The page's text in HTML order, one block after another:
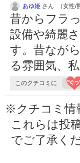
あゆ姫 さん （女性/
昔からフラ
設備や綺麗
す。昔なが
る雰囲気、
このクチコミに
※クチコミ情
これらは投
でご了承く